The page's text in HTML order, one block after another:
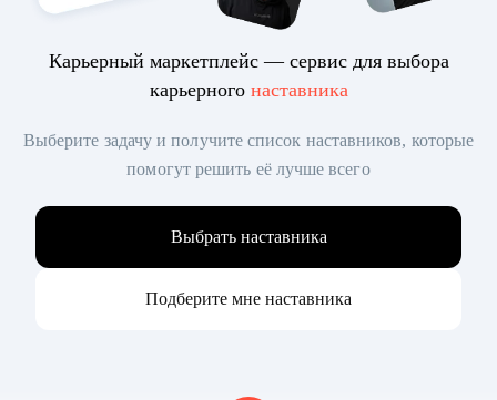
Карьерный маркетплейс — сервис для выбора
карьерного наставника
Выберите задачу и получите список наставников, которые
помогут решить её лучше всего
Выбрать наставника
Подберите мне наставника